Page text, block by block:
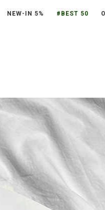
NEW-IN 5% #BEST 50